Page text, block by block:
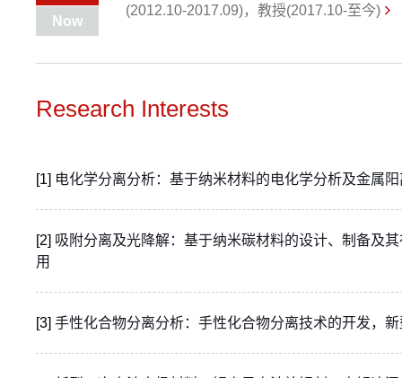
Now
(2012.10-2017.09)，教授(2017.10-至今)
Research Interests
[1] 电化学分离分析：基于纳米材料的电化学分析及金属
[2] 吸附分离及光降解：基于纳米碳材料的设计、制备及
用
[3] 手性化合物分离分析：手性化合物分离技术的开发，